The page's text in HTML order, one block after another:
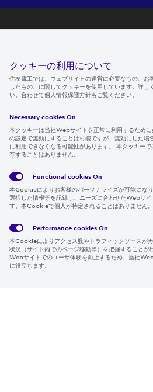
ニュースルーム
IR情報
採用情報
Global
Policy
サイト
約
Region & Language:
クッキーの利用について
住友電工では、ウェブサイトの運営に必要なもの、お
したもの、に関してクッキーを使用しています。詳し
い。合わせて個人情報保護方針もご覧ください。
Necessary cookies On
本クッキーは当社Webサイトを正常に利用するため
の設定で無効にすることは可能ですが、無効にした
に利用できなくなる可能性があります。 本クッキー
存することはありません。
Functional cookies On
本Cookieによりお客様のパーソナライズが可能にな
選択した情報等を記録し、ニーズに合わせたWebサ
す。本Cookieで個人が特定されることはありません。
Performance cookies On
本Cookieによりアクセス数やトラフィックソースが
状況（サイト内でのページ移動等）を把握することが
Webサイトでのユーザ体験を向上するため、当社
に役立ちます。